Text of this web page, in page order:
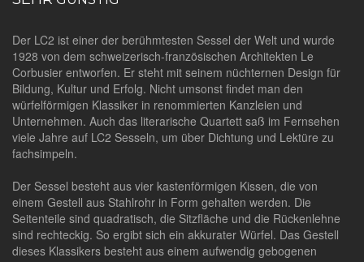
Der LC2 ist einer der berühmtesten Sessel der Welt und wurde
1928 von dem schweizerisch-französischen Architekten Le
Corbusier entworfen. Er steht mit seinem nüchternen Design für
Bildung, Kultur und Erfolg. Nicht umsonst findet man den
würfelförmigen Klassiker in renommierten Kanzleien und
Unternehmen. Auch das literarische Quartett saß im Fernsehen
viele Jahre auf LC2 Sesseln, um über Dichtung und Lektüre zu
fachsimpeln.
Der Sessel besteht aus vier kastenförmigen Kissen, die von
einem Gestell aus Stahlrohr in Form gehalten werden. Die
Seitenteile sind quadratisch, die Sitzfläche und die Rückenlehne
sind rechteckig. So ergibt sich ein akkurater Würfel. Das Gestell
dieses Klassikers besteht aus einem aufwendig gebogenen